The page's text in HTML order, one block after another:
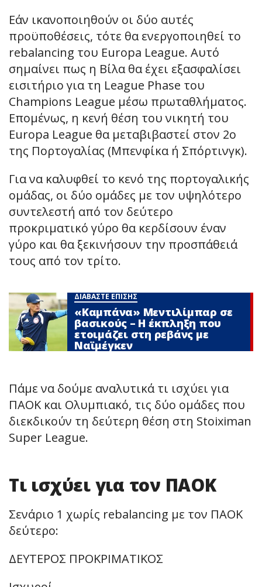
Εάν ικανοποιηθούν οι δύο αυτές
προϋποθέσεις, τότε θα ενεργοποιηθεί το
rebalancing του Europa League. Αυτό
σημαίνει πως η Βίλα θα έχει εξασφαλίσει
εισιτήριο για τη League Phase του
Champions League μέσω πρωταθλήματος.
Επομένως, η κενή θέση του νικητή του
Europa League θα μεταβιβαστεί στον 2ο
της Πορτογαλίας (Μπενφίκα ή Σπόρτινγκ).
Για να καλυφθεί το κενό της πορτογαλικής
ομάδας, οι δύο ομάδες με τον υψηλότερο
συντελεστή από τον δεύτερο
προκριματικό γύρο θα κερδίσουν έναν
γύρο και θα ξεκινήσουν την προσπάθειά
τους από τον τρίτο.
ΔΙΑΒΑΣΤΕ ΕΠΙΣΗΣ
«Καμπάνα» Μεντιλίμπαρ σε
βασικούς – Η έκπληξη που
ετοιμάζει στη ρεβάνς με
Ναϊμέγκεν
Πάμε να δούμε αναλυτικά τι ισχύει για
ΠΑΟΚ και Ολυμπιακό, τις δύο ομάδες που
διεκδικούν τη δεύτερη θέση στη Stoiximan
Super League.
Τι ισχύει για τον ΠΑΟΚ
Σενάριο 1 χωρίς rebalancing με τον ΠΑΟΚ
δεύτερο:
ΔΕΥΤΕΡΟΣ ΠΡΟΚΡΙΜΑΤΙΚΟΣ